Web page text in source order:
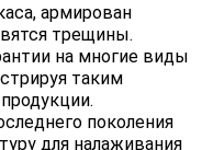
армирован
трещины.
на многие виды
таким
поколения
для налаживания